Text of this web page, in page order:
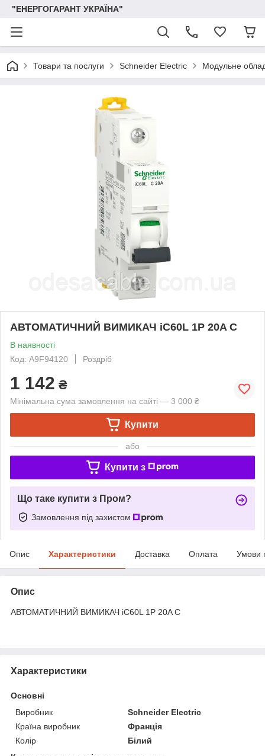
"ЕНЕРГОГАРАНТ УКРАЇНА"
Товари та послуги Schneider Electric Модульне
АВТОМАТИЧНИЙ ВИМИКАЧ iC60L 1P 20A C
В наявності
Код: A9F94120
Роздріб
1 142 ₴
Мінімальна сума замовлення на сайті — 3 000 ₴
Купити
або
Купити з
Що таке купити з Пром?
Замовлення під захистом
Опис Характеристики Доставка Оплата Умови
Опис
АВТОМАТИЧНИЙ ВИМИКАЧ iC60L 1P 20A C
Характеристики
Основні
Виробник
Schneider Electric
Країна виробник
Франція
Колір
Білий